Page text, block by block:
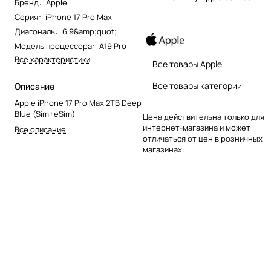
Бренд: Apple
Серия: iPhone 17 Pro Max
Диагональ: 6.9&amp;quot;
Модель процессора: A19 Pro
Все характеристики
Описание
Apple iPhone 17 Pro Max 2TB Deep
Blue (Sim+eSim)
Все описание
Все товары Apple
Все товары категории
Цена действительна только для
интернет-магазина и может
отличаться от цен в розничных
магазинах